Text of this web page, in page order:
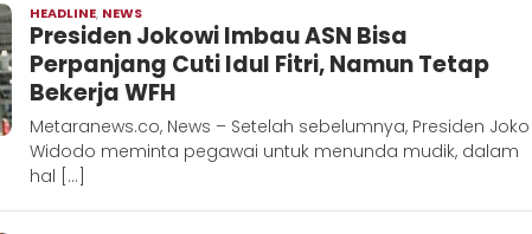
HEADLINE, NEWS
Metara
Presiden Jokowi Imbau ASN Bisa
Perpanjang Cuti Idul Fitri, Namun Tetap
Bekerja WFH
Metaranews.co, News – Setelah sebelumnya, Presiden Joko
Widodo meminta pegawai untuk menunda mudik, dalam
hal […]